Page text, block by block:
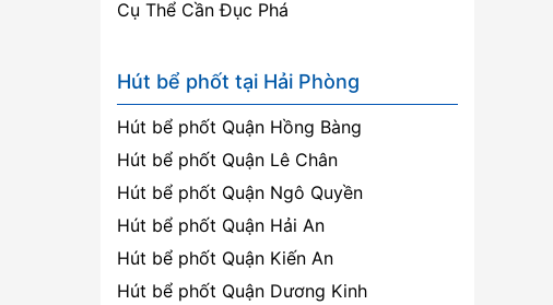
Cụ Thể Cần Đục Phá
Hút bể phốt tại Hải Phòng
Hút bể phốt Quận Hồng Bàng
Hút bể phốt Quận Lê Chân
Hút bể phốt Quận Ngô Quyền
Hút bể phốt Quận Hải An
Hút bể phốt Quận Kiến An
Hút bể phốt Quận Dương Kinh